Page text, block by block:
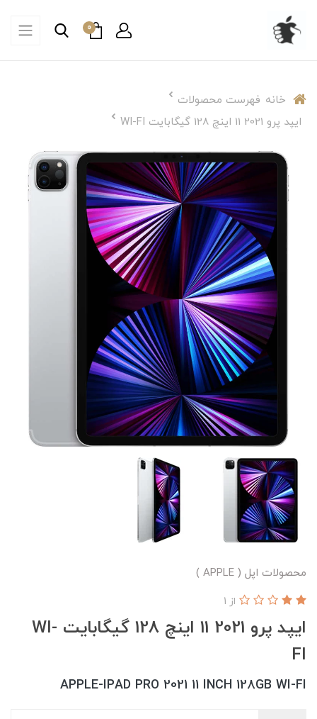
0
خانه فهرست محصولات
ایپد پرو 2021 11 اینچ 128 گیگابایت WI-FI
محصولات اپل ( APPLE )
ایپد پرو 2021 11 اینچ 128 گیگابایت WI-
FI
از 1
APPLE-IPAD PRO 2021 11 INCH 128GB WI-FI